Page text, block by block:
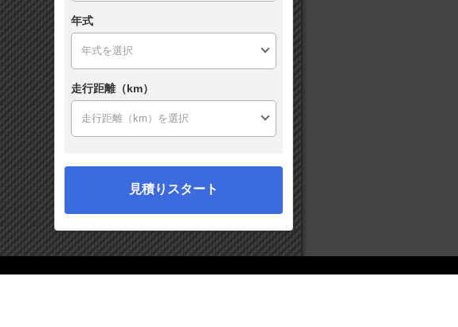
年式
走行距離（km）
見積りスタート